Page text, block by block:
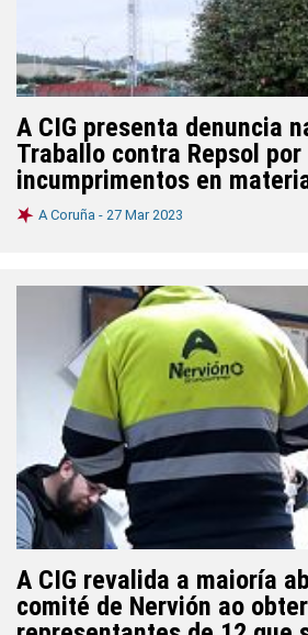
A CIG presenta denuncia
Traballo contra Repsol por
incumprimentos en
A Coruña - 27 Mar 2023
A CIG revalida a maioría
comité de Nervión ao